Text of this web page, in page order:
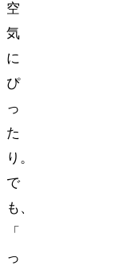
空
気
に
ぴ
っ
た
り。
で
も、
「DIY
っ